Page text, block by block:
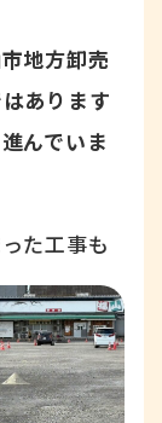
地方卸売
あります
んでいま
た工事も